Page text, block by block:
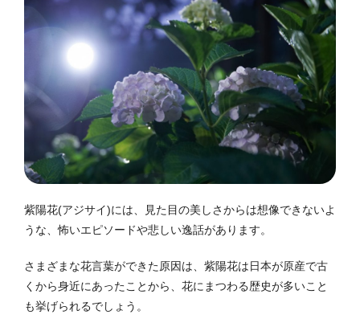
紫陽花(アジサイ)には、見た目の美しさからは想像できないよ
うな、怖いエピソードや悲しい逸話があります。
さまざまな花言葉ができた原因は、紫陽花は日本が原産で古
くから身近にあったことから、花にまつわる歴史が多いこと
も挙げられるでしょう。